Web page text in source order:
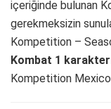
içeriğinde bulunan
gerekmeksizin
Kompetition –
Kombat 1
Kompetition Mexico